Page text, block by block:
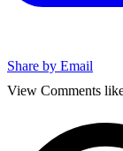
Share by Email
View Comments